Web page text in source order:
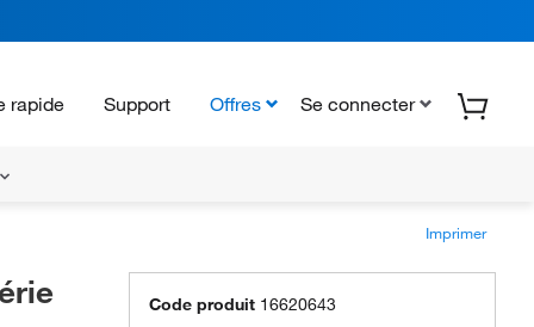
rapide Support Offres Se connecter
Imprimer
Code produit 16620643